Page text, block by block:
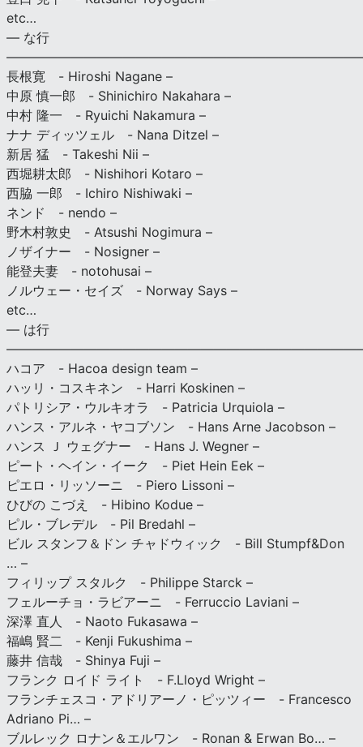
etc…
— な行
長根寛 - Hiroshi Nagane –
中原 慎一郎 - Shinichiro Nakahara –
中村 隆一 - Ryuichi Nakamura –
ナナ ディッツェル - Nana Ditzel –
新居 猛 - Takeshi Nii –
西堀耕太郎 - Nishihori Kotaro –
西脇 一郎 - Ichiro Nishiwaki –
ネンド - nendo –
野木村敦史 - Atsushi Nogimura –
ノザイナー - Nosigner –
能登夫妻 - notohusai –
ノルウェー・セイズ - Norway Says –
etc…
— は行
ハコア - Hacoa design team –
ハッリ・コスキネン - Harri Koskinen –
パトリシア・ウルキオラ - Patricia Urquiola –
ハンス・アルネ・ヤコブソン - Hans Arne Jacobson –
ハンス Ｊ ウェグナー - Hans J. Wegner –
ピート・ヘイン・イーク - Piet Hein Eek –
ピエロ・リッソーニ - Piero Lissoni –
ひびの こづえ - Hibino Kodue –
ピル・ブレデル - Pil Bredahl –
ビル スタンフ＆ドン チャドウィック - Bill Stumpf&Don
… –
フィリップ スタルク - Philippe Starck –
フェルーチョ・ラビアーニ - Ferruccio Laviani –
深澤 直人 - Naoto Fukasawa –
福嶋 賢二 - Kenji Fukushima –
藤井 信哉 - Shinya Fuji –
フランク ロイド ライト - F.Lloyd Wright –
フランチェスコ・アドリアーノ・ピッツィー - Francesco
Adriano Pi… –
ブルレック ロナン＆エルワン - Ronan & Erwan Bo… –